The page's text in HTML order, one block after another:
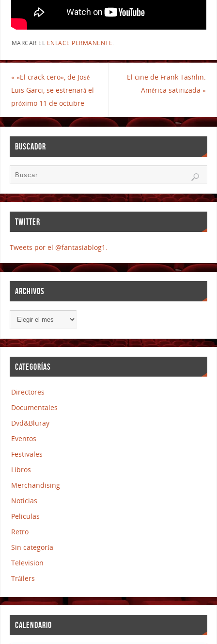
MARCAR EL ENLACE PERMANENTE.
««El crack cero», de José
Luis Garci, se estrenará el
próximo 11 de octubre
El cine de Frank Tashlin.
América satirizada»
BUSCADOR
TWITTER
Tweets por el @fantasiablog1.
ARCHIVOS
CATEGORÍAS
Directores
Documentales
Dvd&Bluray
Eventos
Festivales
Libros
Merchandising
Noticias
Peliculas
Retro
Sin categoría
Television
Tráilers
CALENDARIO